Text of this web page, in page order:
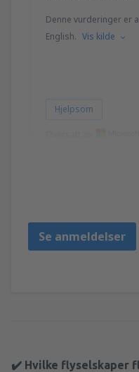
Denne vurderinger er
English. Vis kilde
Hjelpsom
Se anmeldelser
✔️ Hvilke flyselskaper